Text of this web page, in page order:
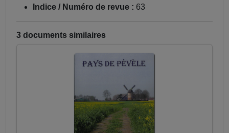
Indice / Numéro de revue : 63
3 documents similaires